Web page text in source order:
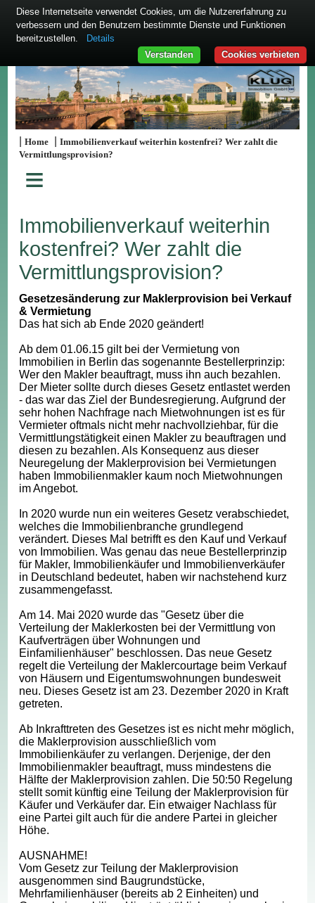
|Home |Immobilienverkauf weiterhin kostenfrei? Wer zahlt die
Vermittlungsprovision?
≡
Immobilienverkauf weiterhin
kostenfrei? Wer zahlt die
Vermittlungsprovision?
Gesetzesänderung zur Maklerprovision bei Verkauf
& Vermietung
Das hat sich ab Ende 2020 geändert!
Ab dem 01.06.15 gilt bei der Vermietung von
Immobilien in Berlin das sogenannte Bestellerprinzip:
Wer den Makler beauftragt, muss ihn auch bezahlen.
Der Mieter sollte durch dieses Gesetz entlastet werden
- das war das Ziel der Bundesregierung. Aufgrund der
sehr hohen Nachfrage nach Mietwohnungen ist es für
Vermieter oftmals nicht mehr nachvollziehbar, für die
Vermittlungstätigkeit einen Makler zu beauftragen und
diesen zu bezahlen. Als Konsequenz aus dieser
Neuregelung der Maklerprovision bei Vermietungen
haben Immobilienmakler kaum noch Mietwohnungen
im Angebot.
In 2020 wurde nun ein weiteres Gesetz verabschiedet,
welches die Immobilienbranche grundlegend
verändert. Dieses Mal betrifft es den Kauf und Verkauf
von Immobilien. Was genau das neue Bestellerprinzip
für Makler, Immobilienkäufer und Immobilienverkäufer
in Deutschland bedeutet, haben wir nachstehend kurz
zusammengefasst.
Am 14. Mai 2020 wurde das "Gesetz über die
Verteilung der Maklerkosten bei der Vermittlung von
Kaufverträgen über Wohnungen und
Einfamilienhäuser" beschlossen. Das neue Gesetz
regelt die Verteilung der Maklercourtage beim Verkauf
von Häusern und Eigentumswohnungen bundesweit
neu. Dieses Gesetz ist am 23. Dezember 2020 in Kraft
getreten.
Ab Inkrafttreten des Gesetzes ist es nicht mehr möglich,
die Maklerprovision ausschließlich vom
Immobilienkäufer zu verlangen. Derjenige, der den
Immobilienmakler beauftragt, muss mindestens die
Hälfte der Maklerprovision zahlen. Die 50:50 Regelung
stellt somit künftig eine Teilung der Maklerprovision für
Käufer und Verkäufer dar. Ein etwaiger Nachlass für
eine Partei gilt auch für die andere Partei in gleicher
Höhe.
AUSNAHME!
Vom Gesetz zur Teilung der Maklerprovision
ausgenommen sind Baugrundstücke,
Mehrfamilienhäuser (bereits ab 2 Einheiten) und
Diese Internetseite verwendet Cookies, um die Nutzererfahrung zu
verbessern und den Benutzern bestimmte Dienste und Funktionen
bereitzustellen.
Details
Cookies verbieten
Verstanden